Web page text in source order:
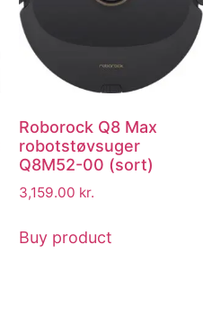
Roborock Q8 Max
robotstøvsuger
Q8M52-00 (sort)
3,159.00 kr.
Buy product